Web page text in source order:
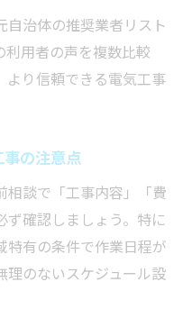
自治体の推奨業者リスト
用者の声を複数比較
より信頼できる電気工事
の注意点
相談で「工事内容」「費
確認しましょう。特に
特有の条件で作業日程が
理のないスケジュール設